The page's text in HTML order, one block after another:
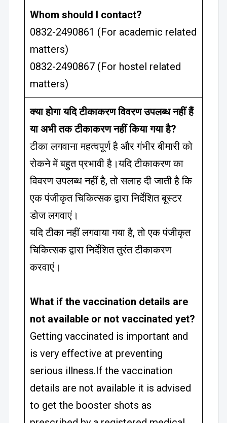
Whom should I contact?
0832-2490861 (For academic related
matters)
0832-2490867 (For hostel related
matters)
क्या होगा यदि टीकाकरण विवरण उपलब्ध नहीं हैं
या अभी तक टीकाकरण नहीं किया गया है?
टीका लगवाना महत्वपूर्ण है और गंभीर बीमारी को
रोकने में बहुत प्रभावी है।यदि टीकाकरण का
विवरण उपलब्ध नहीं है, तो सलाह दी जाती है कि
एक पंजीकृत चिकित्सक द्वारा निर्देशित बूस्टर
डोज लगवाएं।
यदि टीका नहीं लगवाया गया है, तो एक पंजीकृत
चिकित्सक द्वारा निर्देशित तुरंत टीकाकरण
करवाएं।
What if the vaccination details are
not available or not vaccinated yet?
Getting vaccinated is important and
is very effective at preventing
serious illness.If the vaccination
details are not available it is advised
to get the booster shots as